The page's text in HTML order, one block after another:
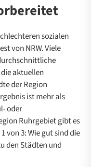
sozialen
von NRW. Viele
die aktuellen
der Region
ist mehr als
oder
Ruhrgebiet gibt es
von 3: Wie gut sind die
den Städten und